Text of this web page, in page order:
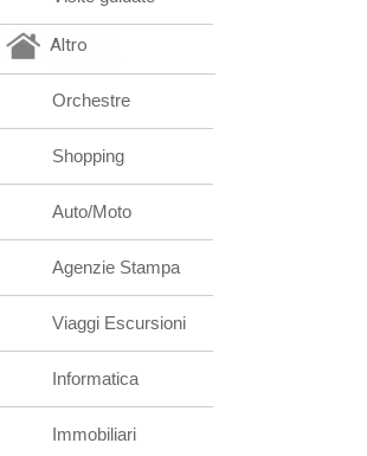
Altro
Orchestre
Shopping
Auto/Moto
Agenzie Stampa
Viaggi Escursioni
Informatica
Immobiliari